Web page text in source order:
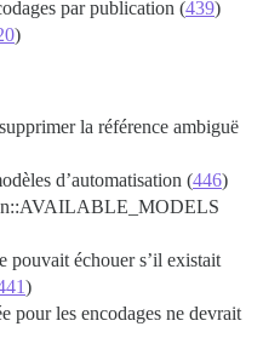
par publication (439)
)
la référence ambiguë
d’automatisation (446)
pouvait échouer s’il existait
)
les encodages ne devrait